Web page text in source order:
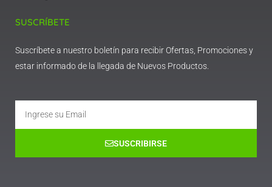
SUSCRÍBETE
Suscríbete a nuestro boletín para recibir Ofertas, Promociones y
estar informado de la llegada de Nuevos Productos.
SUSCRIBIRSE